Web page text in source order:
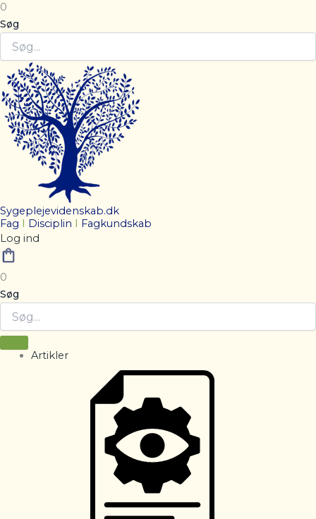
0
Søg
Sygeplejevidenskab.dk
Fag
Disciplin
Fagkundskab
Log ind
0
Søg
Artikler